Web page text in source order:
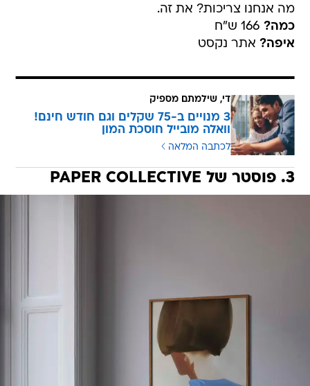
מה אנחנו צריכות? את זה.
כמה?
איפה? אתר נקסט
די, שילמתם מספיק
3 מנויים ב-75 שקלים וגם חודש חינם!
וואלה מובייל חוסכת המון
לכתבה המלאה
3. פוסטר של PAPER COLLECTIVE